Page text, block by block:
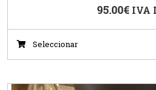
95.00€ IVA
Seleccionar